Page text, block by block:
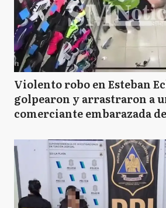
Violento robo en Esteban
golpearon y arrastraron a
comerciante embarazada